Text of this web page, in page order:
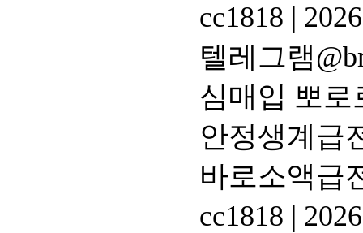
cc1818 |
텔레그램
심매입 뽀
안정생계급
바로소액급
cc1818 |